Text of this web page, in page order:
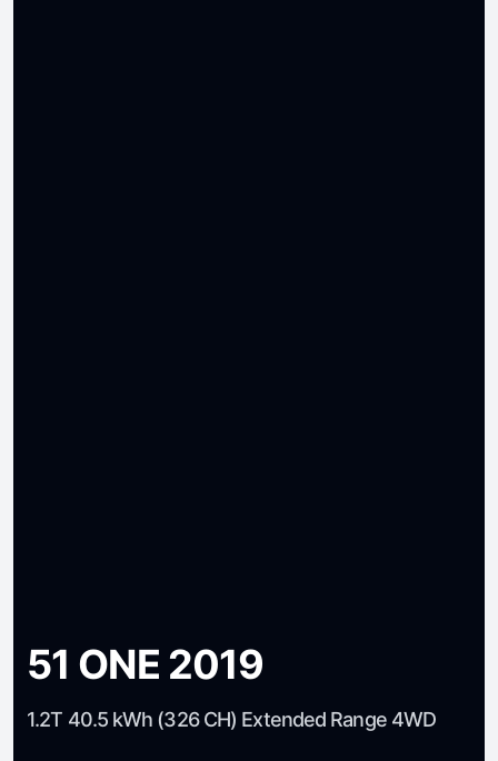
51 ONE 2019
1.2T 40.5 kWh (326 CH) Extended Range 4WD